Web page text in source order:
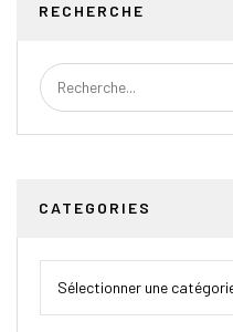
RECHERCHE
CATEGORIES